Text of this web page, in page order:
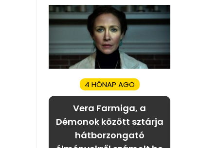
4 HÓNAP AGO
Vera Farmiga, a
Démonok között sztárja
hátborzongató